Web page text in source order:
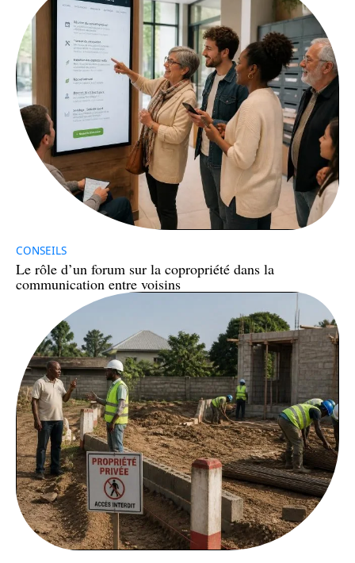
CONSEILS
Le rôle d’un forum sur la copropriété dans la
communication entre voisins